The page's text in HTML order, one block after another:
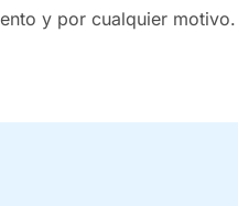
y por cualquier motivo.